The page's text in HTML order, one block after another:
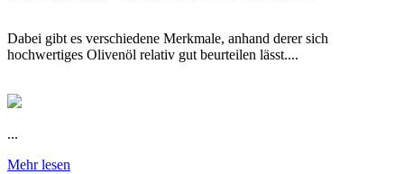
Dabei gibt es verschiedene Merkmale, anhand derer sich
hochwertiges Olivenöl relativ gut beurteilen lässt....
...
Mehr lesen